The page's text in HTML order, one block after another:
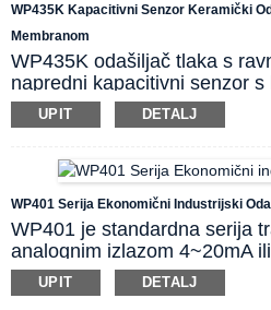
WP435K Kapacitivni Senzor Keramički
Membranom
WP435K odašiljač tlaka s
napredni kapacitivni senzor
membranom. Dio bez
vodom eliminira mrtve zone
performanse i mehanička
komponente kapacitivnog
optimalnim rješenjem za
sektorima osjetljivim na
UPIT DETALJ
WP401 Serija Ekonomični Industrijski
WP401 je standardna serija
analognim izlazom 4~20mA
signalom. Serija se sastoji od
senzorskog čipa koji je
UPIT DETALJ